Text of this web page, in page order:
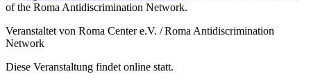
of the Roma Antidiscrimination Network.
Veranstaltet von Roma Center e.V. / Roma Antidiscrimination
Network
Diese Veranstaltung findet online statt.